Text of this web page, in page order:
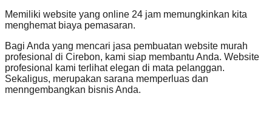
Memiliki website yang online 24 jam memungkinkan kita
menghemat biaya pemasaran.
Bagi Anda yang mencari jasa pembuatan website murah
profesional di Cirebon, kami siap membantu Anda. Website
profesional kami terlihat elegan di mata pelanggan.
Sekaligus, merupakan sarana memperluas dan
menngembangkan bisnis Anda.